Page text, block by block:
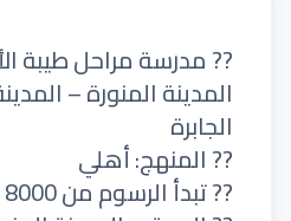
?? مدرسة مراحل طيبة
المدينة المنورة –
الجابرة
?? المنهج: أهلي
?? تبدأ الرسوم من 8000 ريال